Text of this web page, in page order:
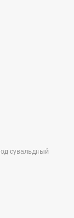
сувальдный